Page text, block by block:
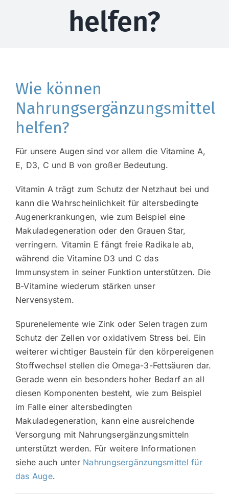
helfen?
Wie können
Nahrungsergänzungsmittel
helfen?
Für unsere Augen sind vor allem die Vitamine A,
E, D3, C und B von großer Bedeutung.
Vitamin A trägt zum Schutz der Netzhaut bei und
kann die Wahrscheinlichkeit für altersbedingte
Augenerkrankungen, wie zum Beispiel eine
Makuladegeneration oder den Grauen Star,
verringern. Vitamin E fängt freie Radikale ab,
während die Vitamine D3 und C das
Immunsystem in seiner Funktion unterstützen. Die
B-Vitamine wiederum stärken unser
Nervensystem.
Spurenelemente wie Zink oder Selen tragen zum
Schutz der Zellen vor oxidativem Stress bei. Ein
weiterer wichtiger Baustein für den körpereigenen
Stoffwechsel stellen die Omega-3-Fettsäuren dar.
Gerade wenn ein besonders hoher Bedarf an all
diesen Komponenten besteht, wie zum Beispiel
im Falle einer altersbedingten
Makuladegeneration, kann eine ausreichende
Versorgung mit Nahrungsergänzungsmitteln
unterstützt werden. Für weitere Informationen
siehe auch unter Nahrungsergänzungsmittel für
das Auge.